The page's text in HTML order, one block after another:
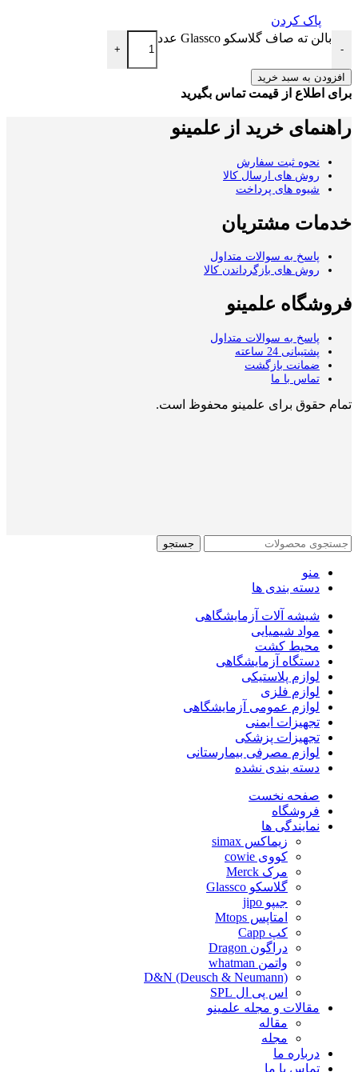
پاک کردن
-
بالن ته صاف گلاسکو Glassco عدد
+
افزودن به سبد خرید
برای اطلاع از قیمت تماس بگیرید
راهنمای خرید از علمینو
نحوه ثبت سفارش
روش های ارسال کالا
شیوه های پرداخت
خدمات مشتریان
پاسخ به سوالات متداول
روش های بازگرداندن کالا
فروشگاه علمینو
پاسخ به سوالات متداول
پشتیبانی 24 ساعته
ضمانت بازگشت
تماس با ما
تمام حقوق برای علمینو محفوظ است.
جستجو
منو
دسته بندی ها
شیشه آلات آزمایشگاهی
مواد شیمیایی
محیط کشت
دستگاه آزمایشگاهی
لوازم پلاستیکی
لوازم فلزی
لوازم عمومی آزمایشگاهی
تجهیزات ایمنی
تجهیزات پزشکی
لوازم مصرفی بیمارستانی
دسته بندی نشده
صفحه نخست
فروشگاه
نمایندگی ها
زیماکس simax
کووی cowie
مرک Merck
گلاسکو Glassco
جیپو jipo
امتاپس Mtops
کپ Capp
دراگون Dragon
واتمن whatman
D&N (Deusch & Neumann)
اس پی ال SPL
مقالات و مجله علمینو
مقاله
مجله
درباره ما
تماس با ما